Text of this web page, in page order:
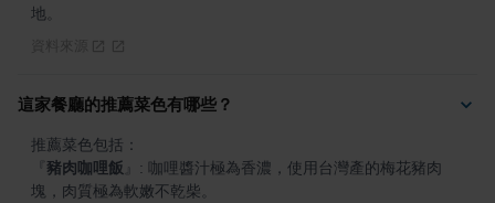
地。
這家餐廳的推薦菜色有哪些？
豬肉咖哩飯
: 咖哩醬汁極為香濃，使用台灣產的梅花豬肉